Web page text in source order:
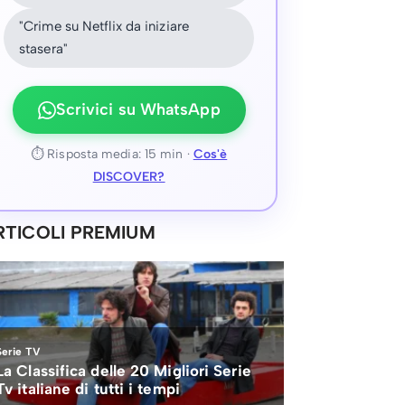
"Crime su Netflix da iniziare
stasera"
Scrivici su WhatsApp
⏱ Risposta media: 15 min · Cos'è
DISCOVER?
PREMIUM